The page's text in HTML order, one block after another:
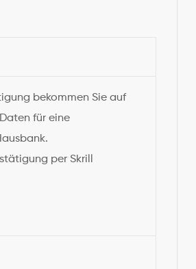
bekommen Sie auf
für eine
per Skrill